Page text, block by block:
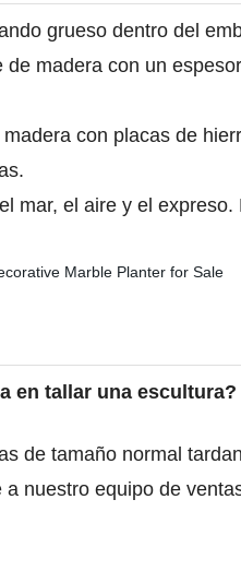
grueso dentro del
de madera con un
con placas de
mar, el aire y el
en tallar una escultura?
de tamaño normal
nuestro equipo de